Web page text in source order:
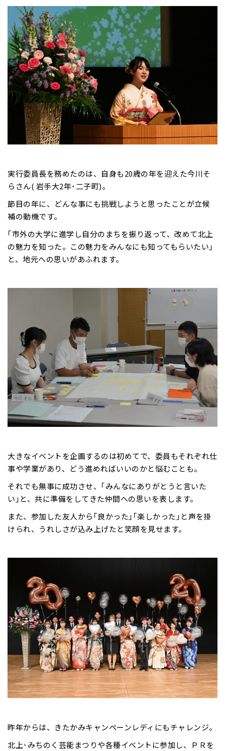
実行委員長を務めたのは、自身も20歳の年を迎えた今川そ
らさん( 岩手大2年･二子町)。
節目の年に、どんな事にも挑戦しようと思ったことが立候
補の動機です。
｢市外の大学に進学し自分のまちを振り返って、改めて北上
の魅力を知った。この魅力をみんなにも知ってもらいたい｣
と、地元への思いがあふれます。
大きなイベントを企画するのは初めてで、委員もそれぞれ仕
事や学業があり、どう進めればいいのかと悩むことも。
それでも無事に成功させ、｢みんなにありがとうと言いた
い｣と、共に準備をしてきた仲間への思いを表します。
また、参加した友人から｢良かった｣｢楽しかった｣と声を掛
けられ、うれしさが込み上げたと笑顔を見せます。
昨年からは、きたかみキャンペーンレディにもチャレンジ。
北上･みちのく芸能まつりや各種イベントに参加し、ＰＲを